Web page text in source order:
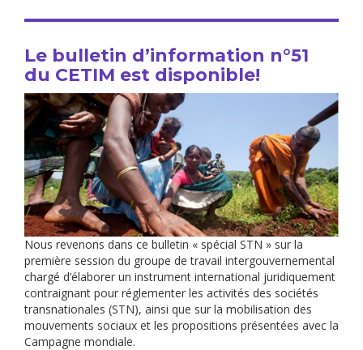
Le bulletin d’information n°51
du CETIM est disponible!
Nous revenons dans ce bulletin « spécial STN » sur la
première session du groupe de travail intergouvernemental
chargé d’élaborer un instrument international juridiquement
contraignant pour réglementer les activités des sociétés
transnationales (STN), ainsi que sur la mobilisation des
mouvements sociaux et les propositions présentées avec la
Campagne mondiale.